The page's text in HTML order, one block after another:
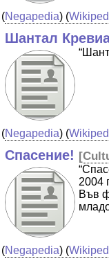
(Negapedia) (
Шантал
(Negapedia) (
Спасение! [
2004
Във
(Negapedia) (